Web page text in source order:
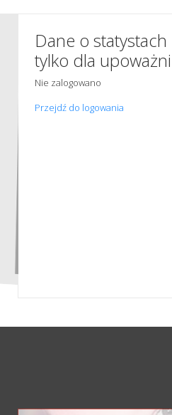
Dane o
tylko dla
Nie zalogowano
Przejdź do logowania